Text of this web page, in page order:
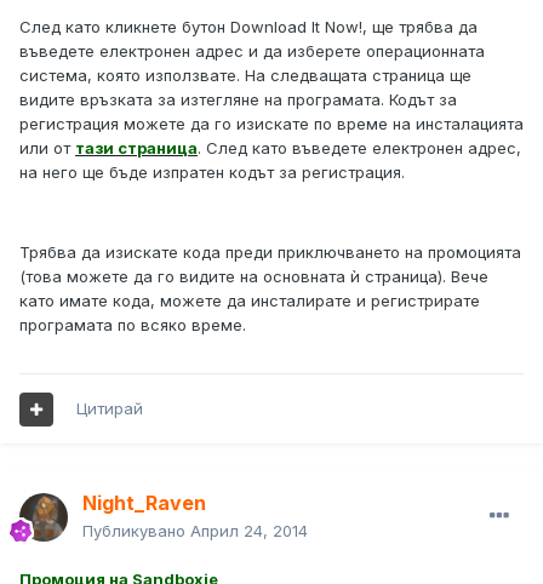
След като кликнете бутон Download It Now!, ще трябва да
въведете електронен адрес и да изберете операционната
система, която използвате. На следващата страница ще
видите връзката за изтегляне на програмата. Кодът за
регистрация можете да го изискате по време на инсталацията
или от тази страница. След като въведете електронен адрес,
на него ще бъде изпратен кодът за регистрация.
Трябва да изискате кода преди приключването на промоцията
(това можете да го видите на основната ѝ страница). Вече
като имате кода, можете да инсталирате и регистрирате
програмата по всяко време.
Цитирай
Night_Raven
Публикувано Април 24, 2014
Промоция на Sandboxie